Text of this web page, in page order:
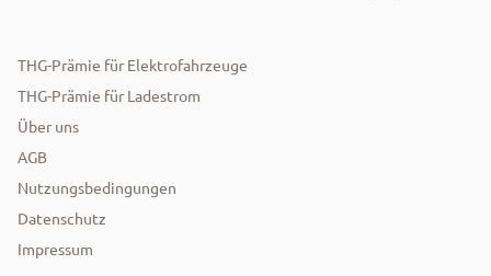
THG-Prämie für Elektrofahrzeuge
THG-Prämie für Ladestrom
Über uns
AGB
Nutzungsbedingungen
Datenschutz
Impressum